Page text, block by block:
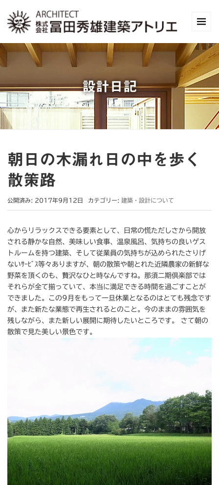
設計日記
朝日の木漏れ日の中を歩く
散策路
公開済み: 2017年9月12日 カテゴリー: 建築・設計について
心からリラックスできる要素として、日常の慌ただしさから開放
される静かな自然、美味しい食事、温泉風呂、気持ちの良いゲス
トルームを持つ建築、そして従業員の気持ちが込められたさりげ
ないｻｰﾋﾞｽ等々ありますが、朝の散策や朝とれた近隣農家の新鮮な
野菜を頂くのも、贅沢なひと時なんですね。那須二期倶楽部では
それらが全て揃っていて、本当に満足できる時間を過ごすことが
できました。この9月をもって一旦休業となるのはとても残念です
が、また新たな業態で再生されるとのこと。今のままの雰囲気を
残しながら、また新しい展開に期待したいところです。 さて朝の
散策で見た美しい景色です。